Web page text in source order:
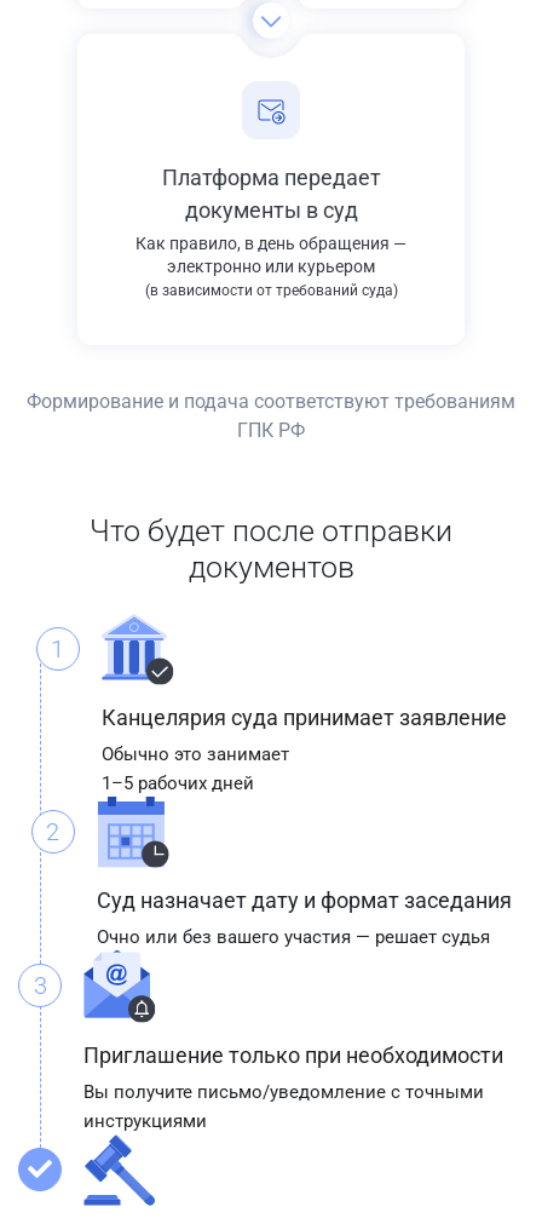
Платформа передает
документы в суд
Как правило, в день обращения —
электронно или курьером
(в зависимости от требований суда)
Формирование и подача соответствуют требованиям
ГПК РФ
Что будет после отправки
документов
1
Канцелярия суда принимает заявление
Обычно это занимает
1–5 рабочих дней
2
Суд назначает дату и формат заседания
Очно или без вашего участия — решает судья
3
Приглашение только при необходимости
Вы получите письмо/уведомление с точными
инструкциями